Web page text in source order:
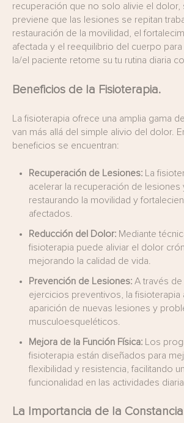
recuperación que no solo alivie el dolor,
previene que las lesiones se repitan
restauración de la movilidad, el
afectada y el reequilibrio del cuerpo
la/el paciente retome su tu rutina diaria
Beneficios de la Fisioterapia.
La fisioterapia ofrece una amplia gama
van más allá del simple alivio del dolor.
beneficios se encuentran:
Recuperación de Lesiones: La
acelerar la recuperación de lesiones
restaurando la movilidad y
afectados.
Reducción del Dolor: Mediante
fisioterapia puede aliviar el dolor
mejorando la calidad de vida.
Prevención de Lesiones: A través
ejercicios preventivos, la fisioterapia
aparición de nuevas lesiones y
musculoesqueléticos.
Mejora de la Función Física:
Los
fisioterapia están diseñados para
flexibilidad y resistencia, facilitando
funcionalidad en las actividades
La Importancia de la